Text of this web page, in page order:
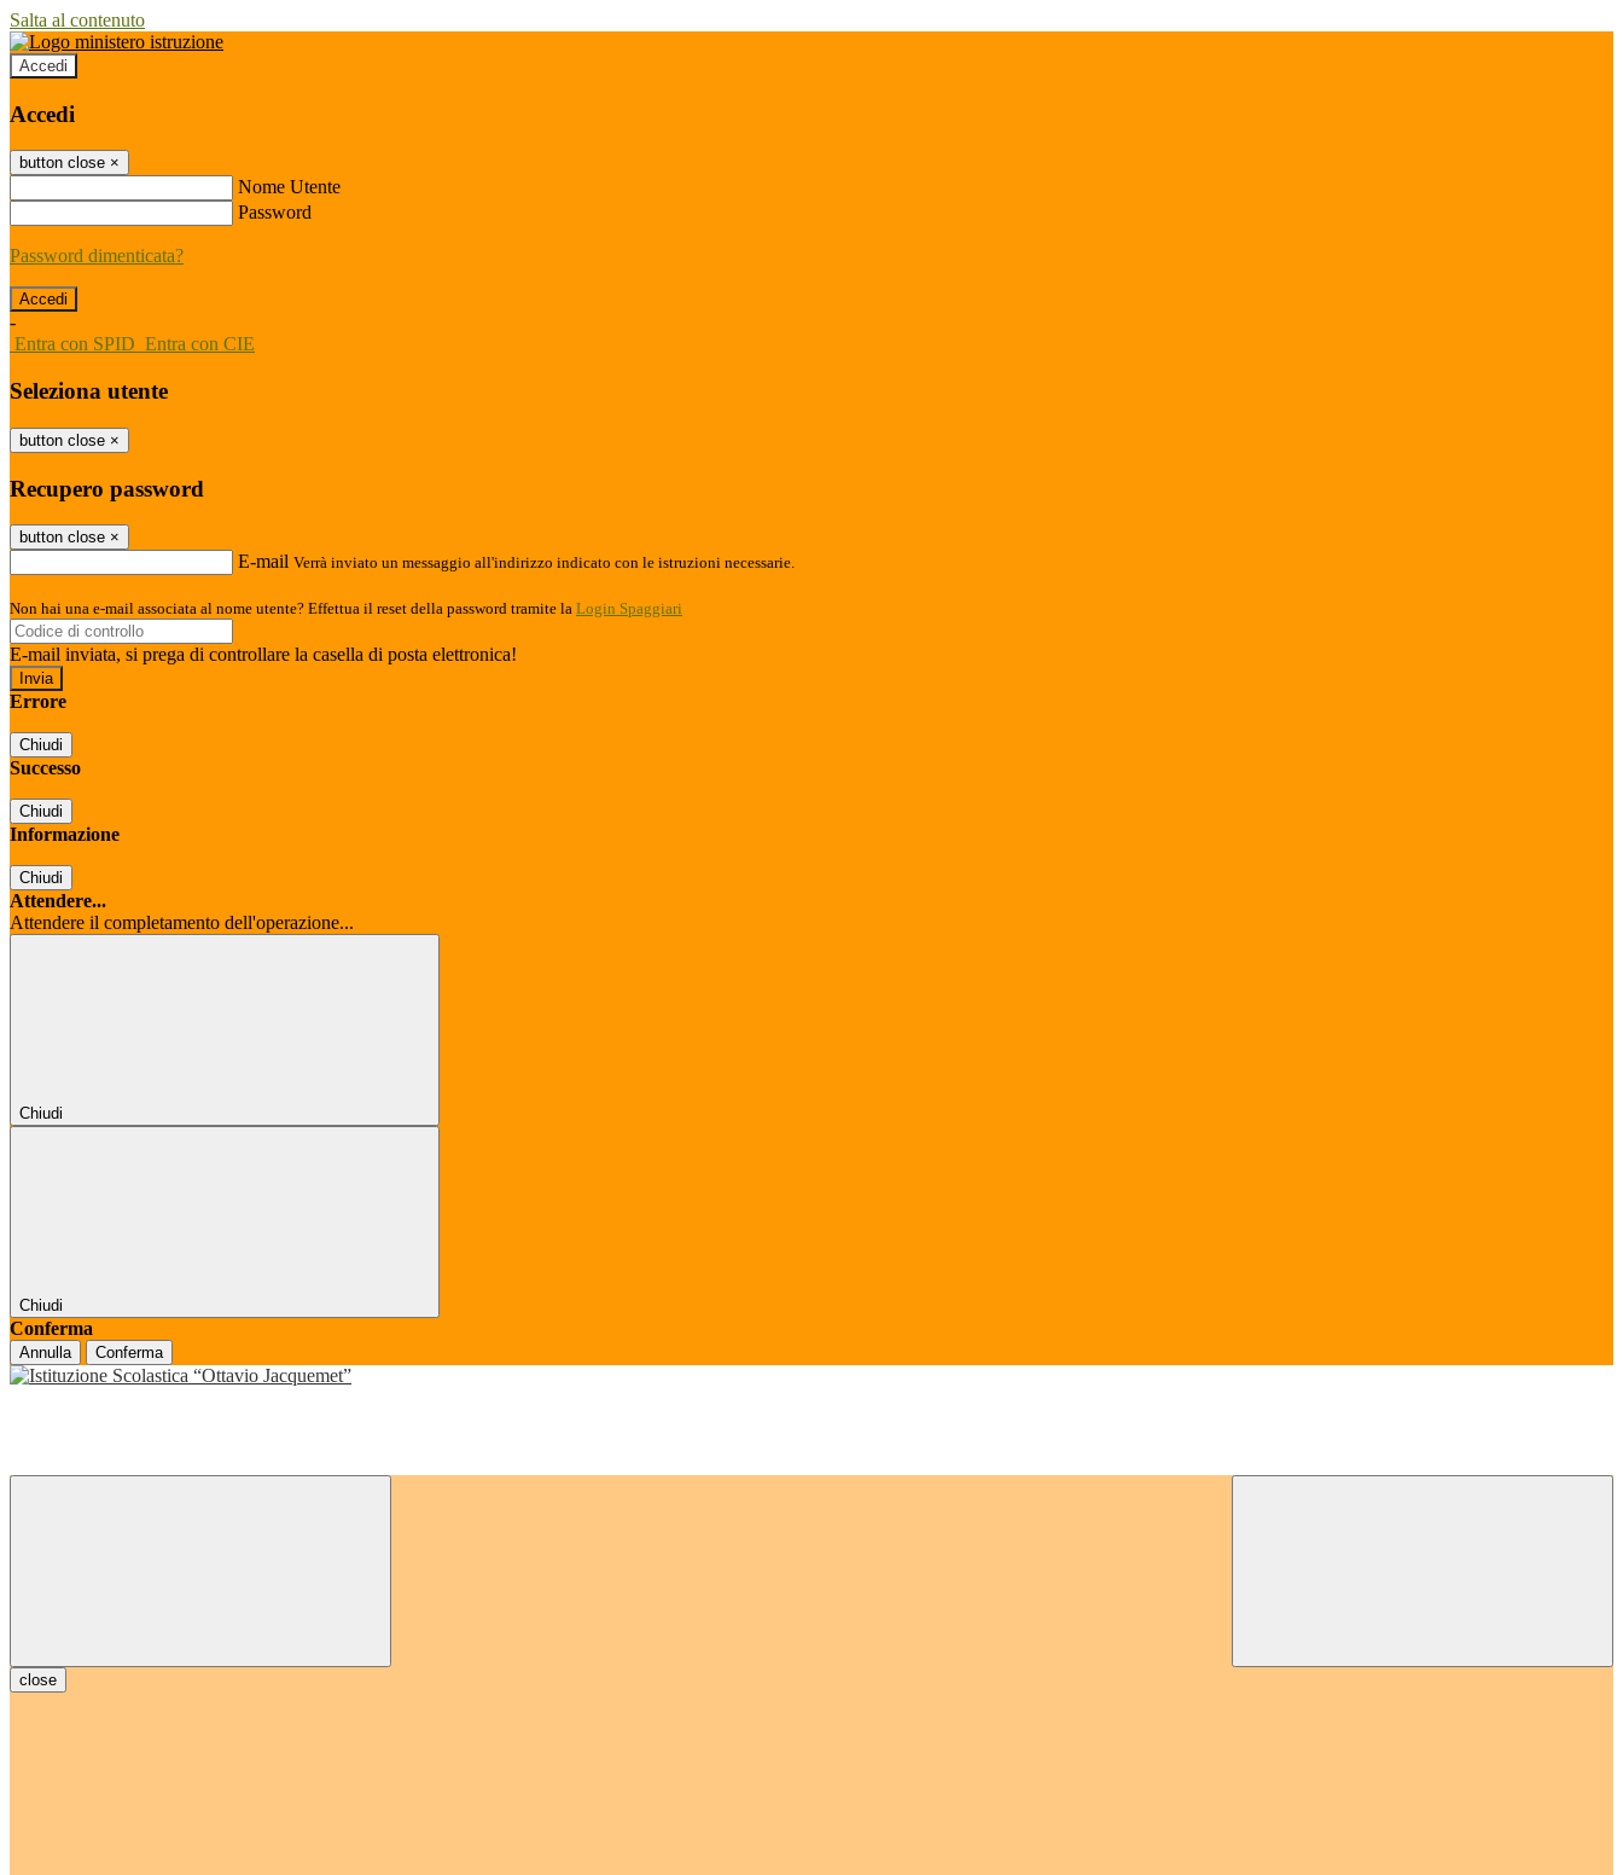
Salta al contenuto
Accedi
Accedi
button close ×
Nome Utente
Password
Password dimenticata?
-
Entra con SPID Entra con CIE
Seleziona utente
button close ×
Recupero password
button close ×
E-mail Verrà inviato un messaggio all'indirizzo indicato con le istruzioni necessarie.
Non hai una e-mail associata al nome utente? Effettua il reset della password tramite la Login Spaggiari
E-mail inviata, si prega di controllare la casella di posta elettronica!
Errore
Chiudi
Successo
Chiudi
Informazione
Chiudi
Attendere...
Attendere il completamento dell'operazione...
Chiudi
Chiudi
Conferma
Annulla Conferma
close